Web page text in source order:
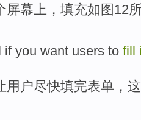
屏幕上 ， 填充如图12
if you want users to fill
用户尽快填完表单 ，